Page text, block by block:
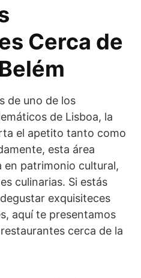
Cerca de
de uno de los
de Lisboa, la
el apetito tanto como
esta área
en patrimonio cultural,
culinarias. Si estás
exquisiteces
aquí te presentamos
cerca de la